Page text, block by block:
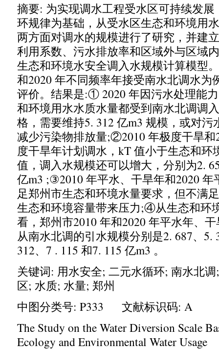
摘要: 为实现调水工程受水区可持续发展
环规律为基础 ， 从受水区生态和环境用
两方面对调水的规模进行了研究 ， 并建
利用系数、污水排放率和区域外与区域
生态和环境水安全调入水规模计算模型
和2020 年不同频率年接受南水北调水为
评价。结果是:①2020 年因污水处理能
和环境用水水质水量都受到南水北调调
格 ， 需要维持5. 312 亿m3 规模 ， 或对污
减少污染物排放量;②2010 年极度干旱和
度干旱年计划调水 ，kT值小于生态和环
值 ， 调入水规模还可以增大 ， 分别为2.
亿m3 ;③2010 年平水、干旱年和2020 年
足郑州市生态和环境水量要求 ， 但不满
生态和环境容量带来压力;④从生态和环
看 ， 郑州市2010 年和2020 年平水年、
从南水北调的引水规模分别是2. 687、 5.
312、 7 . 115 和7. 115 亿m3 。
关键词: 用水安全; 二元水循环; 南水北调
区; 水质; 水量; 郑州
中图分类号: P333 文献标识码: A
The Study on the Water Diversion Scale
Ecology and Environmental Water Usage